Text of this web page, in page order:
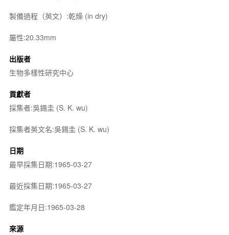
製備過程（英文）:乾燥 (in dry)
屬性:20.33mm
出版者
生物多樣性研究中心
貢獻者
採集者:吳錫圭 (S. K. wu)
採集者英文名:吳錫圭 (S. K. wu)
日期
最早採集日期:1965-03-27
最近採集日期:1965-03-27
鑑定年月日:1965-03-28
來源